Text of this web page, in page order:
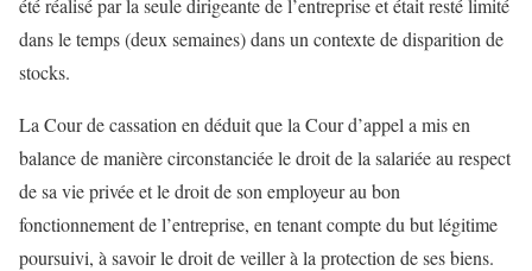
dans le temps (deux semaines) dans un contexte de disparition de
stocks.
La Cour de cassation en déduit que la Cour d’appel a mis en
balance de manière circonstanciée le droit de la salariée au respect
de sa vie privée et le droit de son employeur au bon
fonctionnement de l’entreprise, en tenant compte du but légitime
poursuivi, à savoir le droit de veiller à la protection de ses biens.